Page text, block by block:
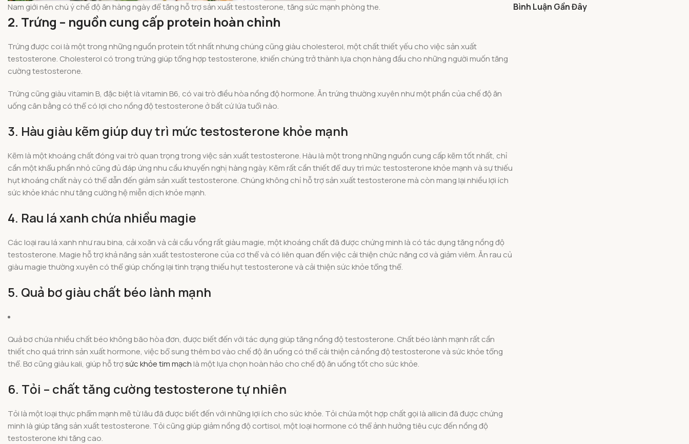
Nam giới nên chú ý chế độ ăn hàng ngày để tăng hỗ trợ sản xuất testosterone, tăng sức mạnh phòng the.
2. Trứng – nguồn cung cấp protein hoàn chỉnh
Trứng được coi là một trong những nguồn protein tốt nhất nhưng chúng cũng giàu cholesterol, một chất thiết yếu cho việc sản xuất
testosterone. Cholesterol có trong trứng giúp tổng hợp testosterone, khiến chúng trở thành lựa chọn hàng đầu cho những người muốn tăng
cường testosterone.
Trứng cũng giàu vitamin B, đặc biệt là vitamin B6, có vai trò điều hòa nồng độ hormone. Ăn trứng thường xuyên như một phần của chế độ ăn
uống cân bằng có thể có lợi cho nồng độ testosterone ở bất cứ lứa tuổi nào.
3. Hàu giàu kẽm giúp duy trì mức testosterone khỏe mạnh
Kẽm là một khoáng chất đóng vai trò quan trọng trong việc sản xuất testosterone. Hàu là một trong những nguồn cung cấp kẽm tốt nhất, chỉ
cần một khẩu phần nhỏ cũng đủ đáp ứng nhu cầu khuyến nghị hàng ngày. Kẽm rất cần thiết để duy trì mức testosterone khỏe mạnh và sự thiếu
hụt khoáng chất này có thể dẫn đến giảm sản xuất testosterone. Chúng không chỉ hỗ trợ sản xuất testosterone mà còn mang lại nhiều lợi ích
sức khỏe khác như tăng cường hệ miễn dịch khỏe mạnh.
4. Rau lá xanh chứa nhiều magie
Các loại rau lá xanh như rau bina, cải xoăn và cải cầu vồng rất giàu magie, một khoáng chất đã được chứng minh là có tác dụng tăng nồng độ
testosterone. Magie hỗ trợ khả năng sản xuất testosterone của cơ thể và có liên quan đến việc cải thiện chức năng cơ và giảm viêm. Ăn rau củ
giàu magie thường xuyên có thể giúp chống lại tình trạng thiếu hụt testosterone và cải thiện sức khỏe tổng thể.
5. Quả bơ giàu chất béo lành mạnh
Quả bơ chứa nhiều chất béo không bão hòa đơn, được biết đến với tác dụng giúp tăng nồng độ testosterone. Chất béo lành mạnh rất cần
thiết cho quá trình sản xuất hormone, việc bổ sung thêm bơ vào chế độ ăn uống có thể cải thiện cả nồng độ testosterone và sức khỏe tổng
thể. Bơ cũng giàu kali, giúp hỗ trợsức khỏe tim mạch là một lựa chọn hoàn hảo cho chế độ ăn uống tốt cho sức khỏe.
6. Tỏi – chất tăng cường testosterone tự nhiên
Tỏi là một loại thực phẩm mạnh mẽ từ lâu đã được biết đến với những lợi ích cho sức khỏe. Tỏi chứa một hợp chất gọi là allicin đã được chứng
minh là giúp tăng sản xuất testosterone. Tỏi cũng giúp giảm nồng độ cortisol, một loại hormone có thể ảnh hưởng tiêu cực đến nồng độ
testosterone khi tăng cao.
Bình Luận Gần Đây